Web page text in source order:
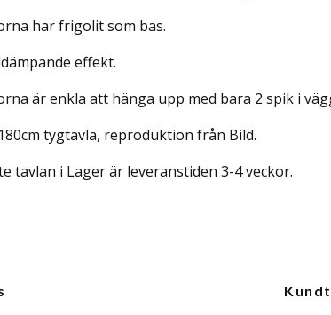
har frigolit som bas.
effekt.
är enkla att hänga upp med bara 2 spik i
tygtavla, reproduktion från Bild.
tavlan i Lager är leveranstiden 3-4 veckor.